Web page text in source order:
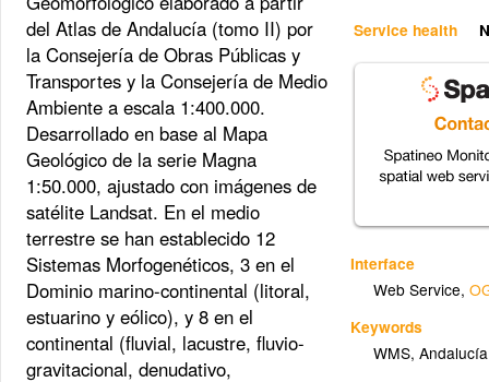
Service health
Interface
Web Service,
Keywords
WMS,Andalucía
del Atlas de Andalucía (tomo II) por
la Consejería de Obras Públicas y
Transportes y la Consejería de Medio
Ambiente a escala 1:400.000.
Desarrollado en base al Mapa
Geológico de la serie Magna
1:50.000, ajustado con imágenes de
satélite Landsat. En el medio
terrestre se han establecido 12
Sistemas Morfogenéticos, 3 en el
Dominio marino-continental (litoral,
estuarino y eólico), y 8 en el
continental (fluvial, lacustre, fluvio-
gravitacional, denudativo,